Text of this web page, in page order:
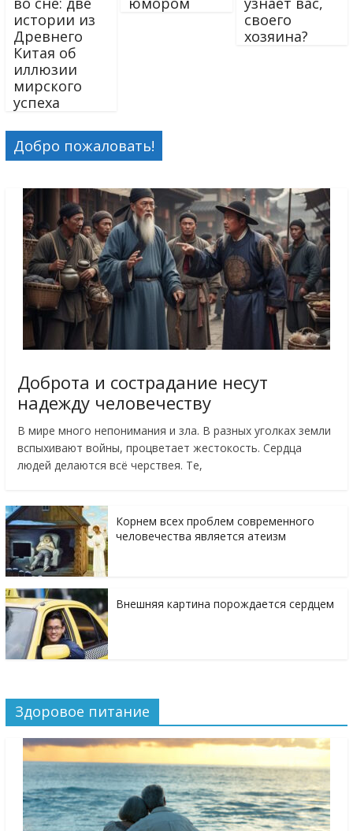
истории из
Древнего
Китая об
иллюзии
мирского
успеха
своего
хозяина?
Добро пожаловать!
Доброта и сострадание несут
надежду человечеству
В мире много непонимания и зла. В разных уголках земли
вспыхивают войны, процветает жестокость. Сердца
людей делаются всё черствея. Те,
Корнем всех проблем современного
человечества является атеизм
Внешняя картина порождается сердцем
Здоровое питание